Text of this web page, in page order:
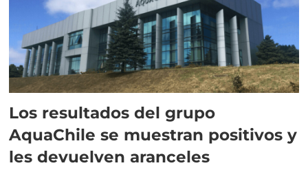
Los resultados del grupo
AquaChile se muestran positivos y
les devuelven aranceles